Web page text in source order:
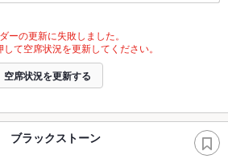
ーの更新に失敗しました。
て空席状況を更新してください。
空席状況を更新する
ラックストーン